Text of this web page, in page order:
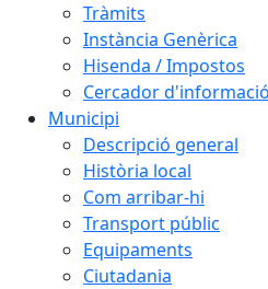
Tràmits
Instància Genèrica
Hisenda / Impostos
Cercador
Municipi
Descripció general
Història local
Com arribar-hi
Transport públic
Equipaments
Ciutadania